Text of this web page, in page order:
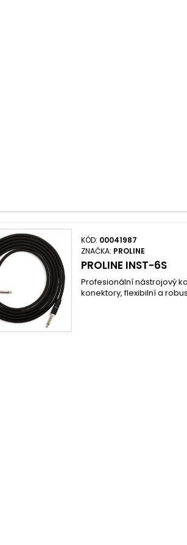
KÓD: 00041987
ZNAČKA: PROLINE
PROLINE INST-6S
Profesionální nástrojový
konektory, flexibilní a